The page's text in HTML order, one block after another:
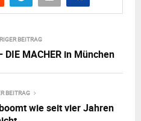
BEITRAG
MACHER in München
BEITRAG
wie seit vier Jahren